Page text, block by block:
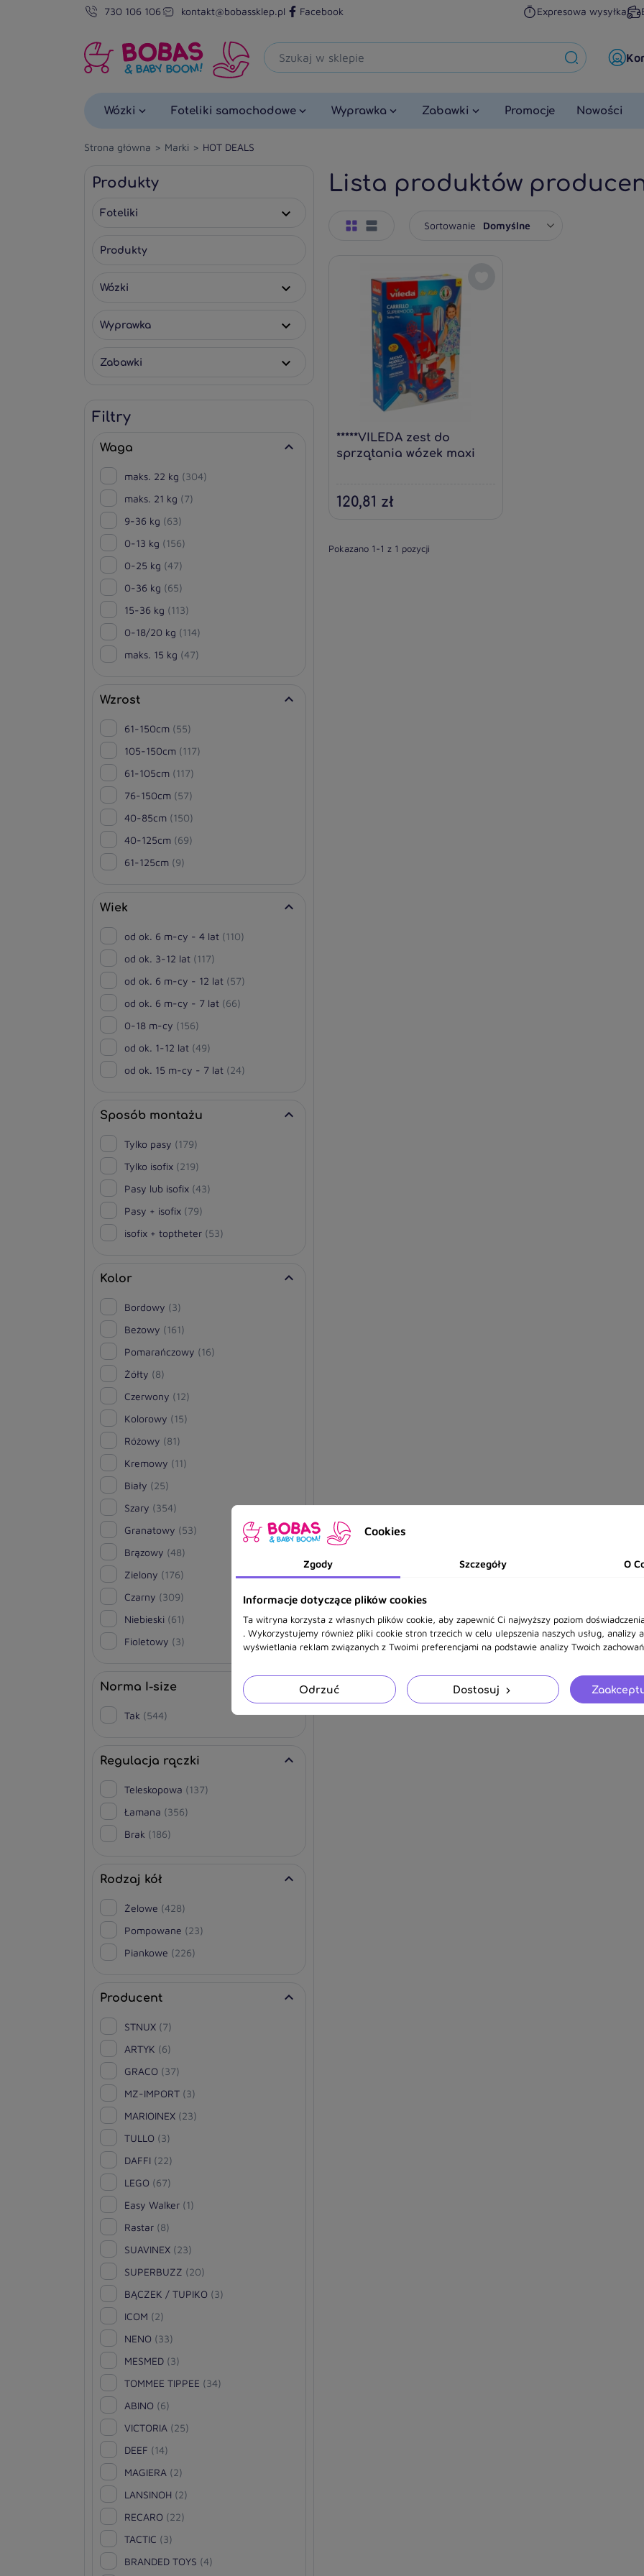
730 106 106 kontakt@bobassklep.pl Facebook Expresowa wysyłka
Wózki Foteliki samochodowe Wyprawka Zabawki Promocje Nowości
Strona główna Marki HOT DEALS
Produkty
Foteliki 
Produkty
Wózki 
Wyprawka 
Zabawki 
Filtry
Waga 
maks. 22 kg (304)
maks. 21 kg (7)
9-36 kg (63)
0-13 kg (156)
0-25 kg (47)
0-36 kg (65)
15-36 kg (113)
0-18/20 kg (114)
maks. 15 kg (47)
Wzrost 
61-150cm (55)
105-150cm (117)
61-105cm (117)
76-150cm (57)
40-85cm (150)
40-125cm (69)
61-125cm (9)
Wiek 
od ok. 6 m-cy - 4 lat (110)
od ok. 3-12 lat (117)
od ok. 6 m-cy - 12 lat (57)
od ok. 6 m-cy - 7 lat (66)
0-18 m-cy (156)
od ok. 1-12 lat (49)
od ok. 15 m-cy - 7 lat (24)
Sposób montażu 
Tylko pasy (179)
Tylko isofix (219)
Pasy lub isofix (43)
Pasy + isofix (79)
isofix + toptheter (53)
Kolor 
Bordowy (3)
Beżowy (161)
Pomarańczowy (16)
Żółty (8)
Czerwony (12)
Kolorowy (15)
Różowy (81)
Kremowy (11)
Biały (25)
Szary (354)
Granatowy (53)
Brązowy (48)
Zielony (176)
Czarny (309)
Niebieski (61)
Fioletowy (3)
Norma I-size
Tak (544)
Regulacja rączki 
Teleskopowa (137)
Łamana (356)
Brak (186)
Rodzaj kół 
Żelowe (428)
Pompowane (23)
Piankowe (226)
Producent 
STNUX (7)
ARTYK (6)
GRACO (37)
MZ-IMPORT (3)
MARIOINEX (23)
TULLO (3)
DAFFI (22)
LEGO (67)
Easy Walker (1)
Rastar (8)
SUAVINEX (23)
SUPERBUZZ (20)
BĄCZEK / TUPIKO (3)
ICOM (2)
NENO (33)
MESMED (3)
TOMMEE TIPPEE (34)
ABINO (6)
VICTORIA (25)
DEEF (14)
MAGIERA (2)
LANSINOH (2)
RECARO (22)
TACTIC (3)
BRANDED TOYS (4)
Lista produktów
Sortowanie
*****VILEDA zest do
sprzątania wózek maxi
120,81 zł
Pokazano 1-1 z 1 pozycji
Cookies
Zgody Szczegóły O
Informacje dotyczące plików cookies
Ta witryna korzysta z własnych plików cookie, aby zapewnić Ci najwyższy poziom
. Wykorzystujemy również pliki cookie stron trzecich w celu ulepszenia naszych usług, analizy
wyświetlania reklam związanych z Twoimi preferencjami na podstawie analizy Twoich
Odrzuć Dostosuj